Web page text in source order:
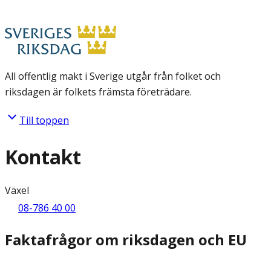
All offentlig makt i Sverige utgår från folket och
riksdagen är folkets främsta företrädare.
Till toppen
Kontakt
Växel
08-786 40 00
Faktafrågor om riksdagen och EU